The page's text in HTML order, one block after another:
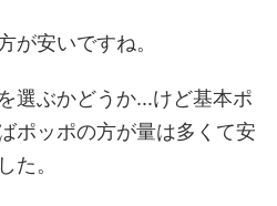
が安いですね。
選ぶかどうか...けど基本ポ
ポッポの方が量は多くて安
た。